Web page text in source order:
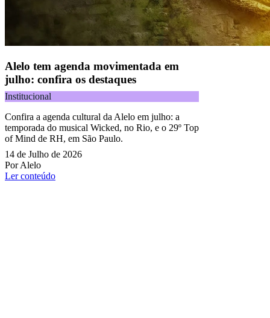
Alelo tem agenda movimentada em
julho: confira os destaques
Institucional
Confira a agenda cultural da Alelo em julho: a
temporada do musical Wicked, no Rio, e o 29º Top
of Mind de RH, em São Paulo.
14 de Julho de 2026
Por Alelo
Ler conteúdo